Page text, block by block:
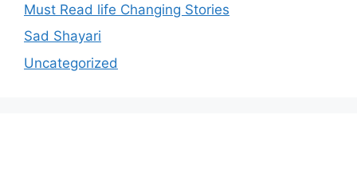
Must Read life Changing Stories
Sad Shayari
Uncategorized